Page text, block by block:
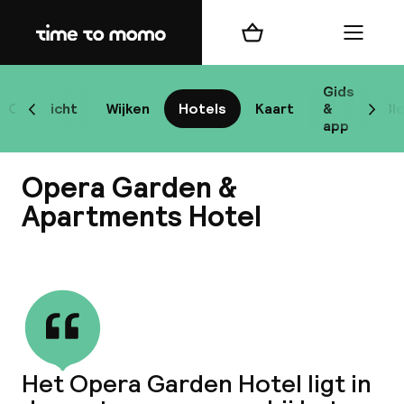
Home
Overzicht Wijken Hotels Kaart
Gids
&
app
Scroll naar links
Winkelmand Menu
Opera Garden &
Apartments Hotel
Het Opera Garden Hotel ligt in